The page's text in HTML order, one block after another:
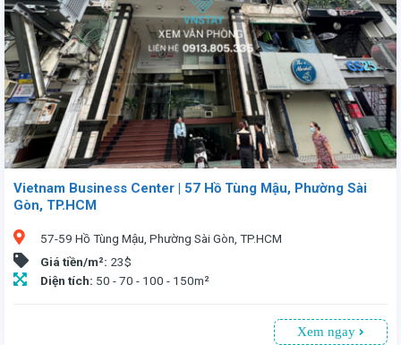
Vietnam Business Center | 57 Hồ Tùng Mậu, Phường Sài
Gòn, TP.HCM
57-59 Hồ Tùng Mậu, Phường Sài Gòn, TP.HCM
Giá tiền/m²: 23$
Diện tích: 50 - 70 - 100 - 150m²
Xem ngay